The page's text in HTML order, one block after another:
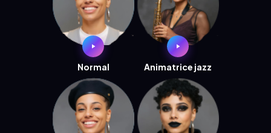
Normal Animatrice jazz